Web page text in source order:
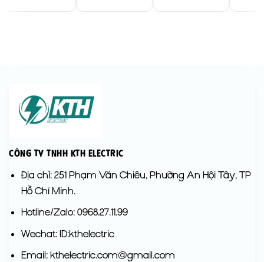
Công Ty TNHH KTH Electric
Địa chỉ: 251 Phạm Văn Chiêu, Phường An Hội Tây, TP
Hồ Chí Minh.
Hotline/Zalo: 0968.27.11.99
Wechat: ID:kthelectric
Email: kthelectric.com@gmail.com